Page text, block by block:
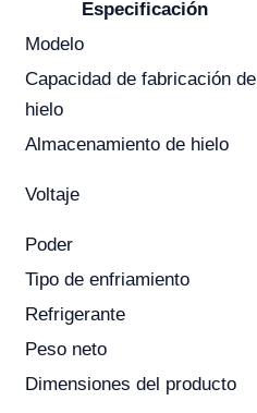
Especificación
Modelo
Capacidad de fabricación de
hielo
Almacenamiento de hielo
Voltaje
Poder
Tipo de enfriamiento
Refrigerante
Peso neto
Dimensiones del producto